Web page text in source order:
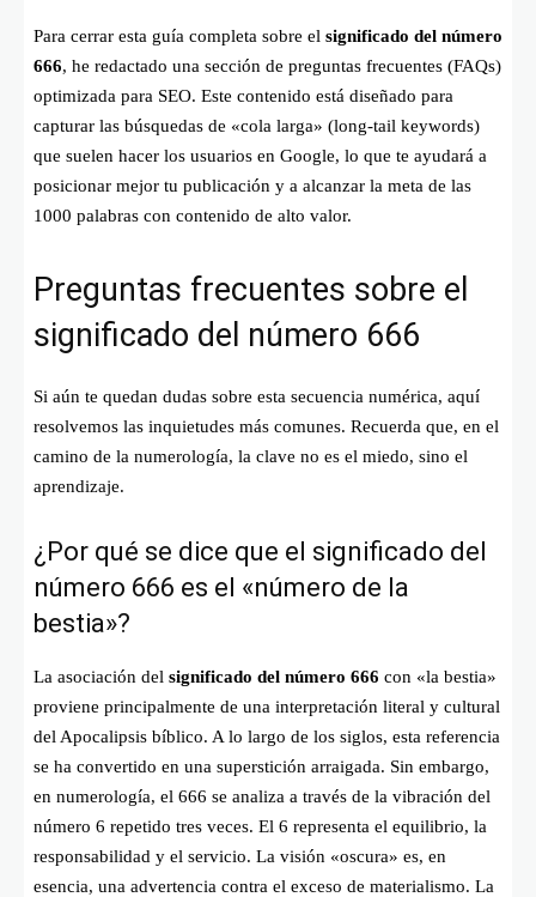
Para cerrar esta guía completa sobre el significado del número
666, he redactado una sección de preguntas frecuentes (FAQs)
optimizada para SEO. Este contenido está diseñado para
capturar las búsquedas de «cola larga» (long-tail keywords)
que suelen hacer los usuarios en Google, lo que te ayudará a
posicionar mejor tu publicación y a alcanzar la meta de las
1000 palabras con contenido de alto valor.
Preguntas frecuentes sobre el
significado del número 666
Si aún te quedan dudas sobre esta secuencia numérica, aquí
resolvemos las inquietudes más comunes. Recuerda que, en el
camino de la numerología, la clave no es el miedo, sino el
aprendizaje.
¿Por qué se dice que el significado del
número 666 es el «número de la
bestia»?
La asociación del significado del número 666 con «la bestia»
proviene principalmente de una interpretación literal y cultural
del Apocalipsis bíblico. A lo largo de los siglos, esta referencia
se ha convertido en una superstición arraigada. Sin embargo,
en numerología, el 666 se analiza a través de la vibración del
número 6 repetido tres veces. El 6 representa el equilibrio, la
responsabilidad y el servicio. La visión «oscura» es, en
esencia, una advertencia contra el exceso de materialismo. La